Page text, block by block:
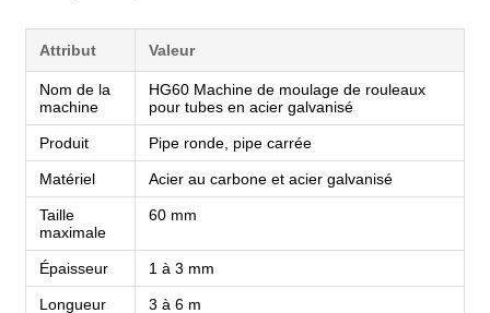
Attribut Valeur
Nom de la
machine
HG60 Machine de moulage de rouleaux
pour tubes en acier galvanisé
Produit Pipe ronde, pipe carrée
Matériel Acier au carbone et acier galvanisé
Taille
maximale
60 mm
Épaisseur 1 à 3 mm
Longueur 3 à 6 m